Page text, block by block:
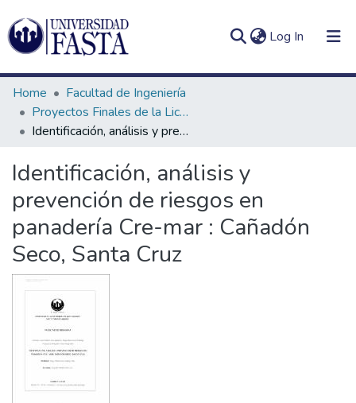
Log In (current)
Communities
&
Collections
All of DSpace
Statistics
In(current)
Home
Facultad de Ingeniería
Proyectos Finales de la Licenciatura en Seguridad e Higiene en el Trabajo
Identificación, análisis y prevención de riesgos en panadería Cre-mar : Cañadón Seco, Santa Cruz
Identificación, análisis y
prevención de riesgos en
panadería Cre-mar : Cañadón
Seco, Santa Cruz